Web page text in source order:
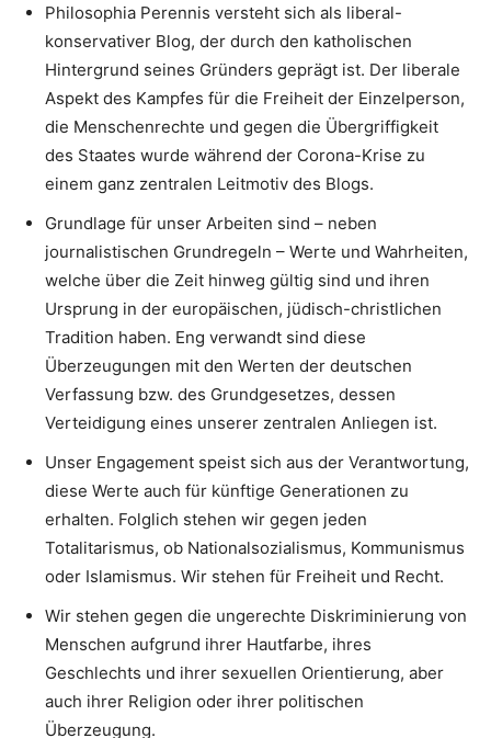
Philosophia Perennis versteht sich als liberal-
konservativer Blog, der durch den katholischen
Hintergrund seines Gründers geprägt ist. Der liberale
Aspekt des Kampfes für die Freiheit der Einzelperson,
die Menschenrechte und gegen die Übergriffigkeit
des Staates wurde während der Corona-Krise zu
einem ganz zentralen Leitmotiv des Blogs.
Grundlage für unser Arbeiten sind – neben
journalistischen Grundregeln – Werte und Wahrheiten,
welche über die Zeit hinweg gültig sind und ihren
Ursprung in der europäischen, jüdisch-christlichen
Tradition haben. Eng verwandt sind diese
Überzeugungen mit den Werten der deutschen
Verfassung bzw. des Grundgesetzes, dessen
Verteidigung eines unserer zentralen Anliegen ist.
Unser Engagement speist sich aus der Verantwortung,
diese Werte auch für künftige Generationen zu
erhalten. Folglich stehen wir gegen jeden
Totalitarismus, ob Nationalsozialismus, Kommunismus
oder Islamismus. Wir stehen für Freiheit und Recht.
Wir stehen gegen die ungerechte Diskriminierung von
Menschen aufgrund ihrer Hautfarbe, ihres
Geschlechts und ihrer sexuellen Orientierung, aber
auch ihrer Religion oder ihrer politischen
Überzeugung.